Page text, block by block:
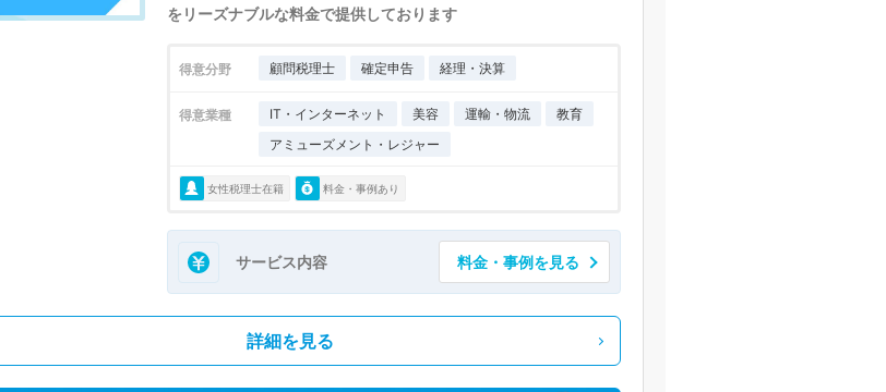
をリーズナブルな料金で提供しております
得意分野 顧問税理士 確定申告 経理・決算
得意業種 IT・インターネット 美容 運輸・物流
教育
アミューズメント・レジャー
女性税理士在籍 料金・事例あり
サービス内容 料金・事例を見る
詳細を見る